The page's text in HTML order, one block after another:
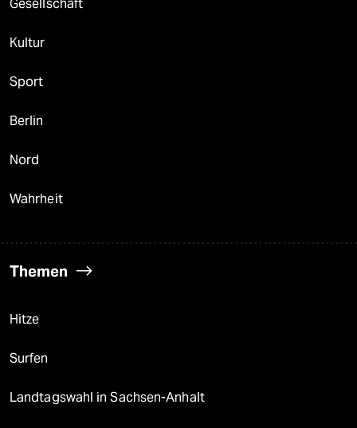
Gesellschaft
Kultur
Sport
Berlin
Nord
Wahrheit
Themen
Hitze
Surfen
Landtagswahl in Sachsen-Anhalt